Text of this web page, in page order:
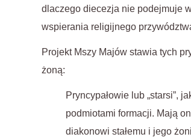
dlaczego diecezja nie podejmuje
wspierania religijnego
Projekt Mszy Majów stawia tych
żoną:
Pryncypałowie lub „starsi”,
podmiotami formacji. Mają
diakonowi stałemu i jego